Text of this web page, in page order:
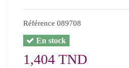
Référence 089708
En stock
1,404 TND